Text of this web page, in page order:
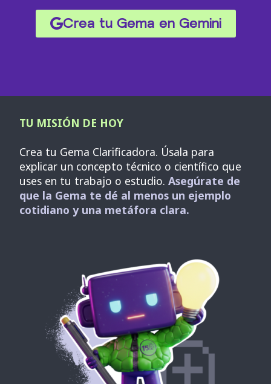
Crea tu Gema en Gemini
TU MISIÓN DE HOY
Crea tu Gema Clarificadora. Úsala para
explicar un concepto técnico o científico que
uses en tu trabajo o estudio. Asegúrate de
que la Gema te dé al menos un ejemplo
cotidiano y una metáfora clara.